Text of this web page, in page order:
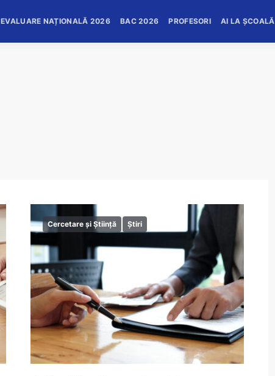
EVALUARE NAȚIONALĂ 2026 BAC 2026 PROFESORI AI LA ȘCOALĂ
Cercetare și Știință Știri